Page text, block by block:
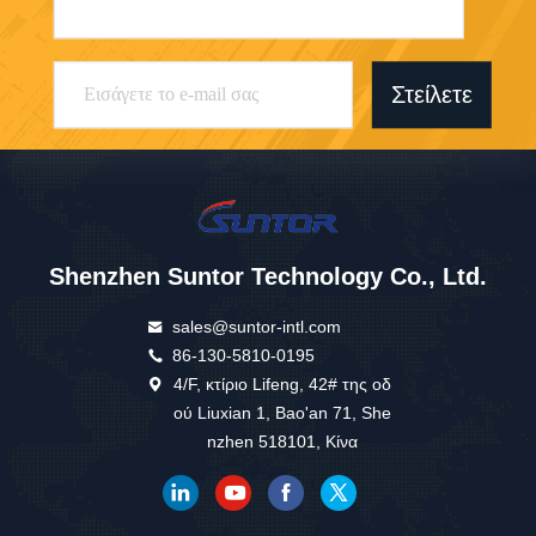
Στείλετε
Shenzhen Suntor Technology Co., Ltd.
sales@suntor-intl.com
86-130-5810-0195
4/F, κτίριο Lifeng, 42# της οδ
ού Liuxian 1, Bao'an 71, She
nzhen 518101, Κίνα